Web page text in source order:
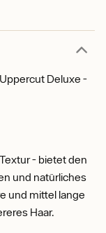
Deluxe -
- bietet den
und natürliches
und mittel lange
Haar.